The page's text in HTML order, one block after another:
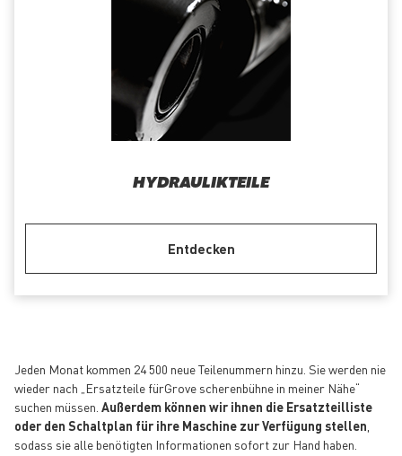
HYDRAULIKTEILE
Entdecken
Jeden Monat kommen 24 500 neue Teilenummern hinzu. Sie werden nie
wieder nach „Ersatzteile fürGrove scherenbühne in meiner Nähe“
suchen müssen. Außerdem können wir ihnen die Ersatzteilliste
oder den Schaltplan für ihre Maschine zur Verfügung stellen
sodass sie alle benötigten Informationen sofort zur Hand haben.